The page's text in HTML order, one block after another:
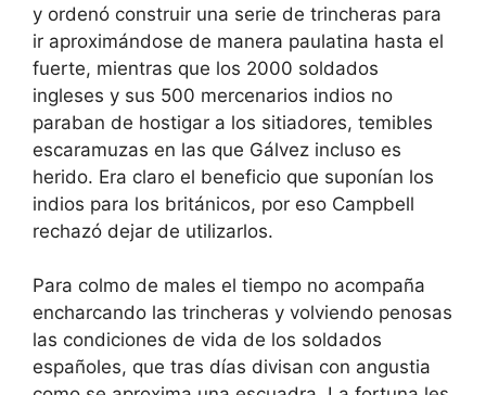
y ordenó construir una serie de trincheras para
ir aproximándose de manera paulatina hasta el
fuerte, mientras que los 2000 soldados
ingleses y sus 500 mercenarios indios no
paraban de hostigar a los sitiadores, temibles
escaramuzas en las que Gálvez incluso es
herido. Era claro el beneficio que suponían los
indios para los británicos, por eso Campbell
rechazó dejar de utilizarlos.
Para colmo de males el tiempo no acompaña
encharcando las trincheras y volviendo penosas
las condiciones de vida de los soldados
españoles, que tras días divisan con angustia